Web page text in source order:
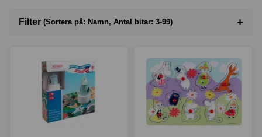
Filter (Sortera på: Namn, Antal bitar: 3-99) +
Antal bitar(3-99)
I lager